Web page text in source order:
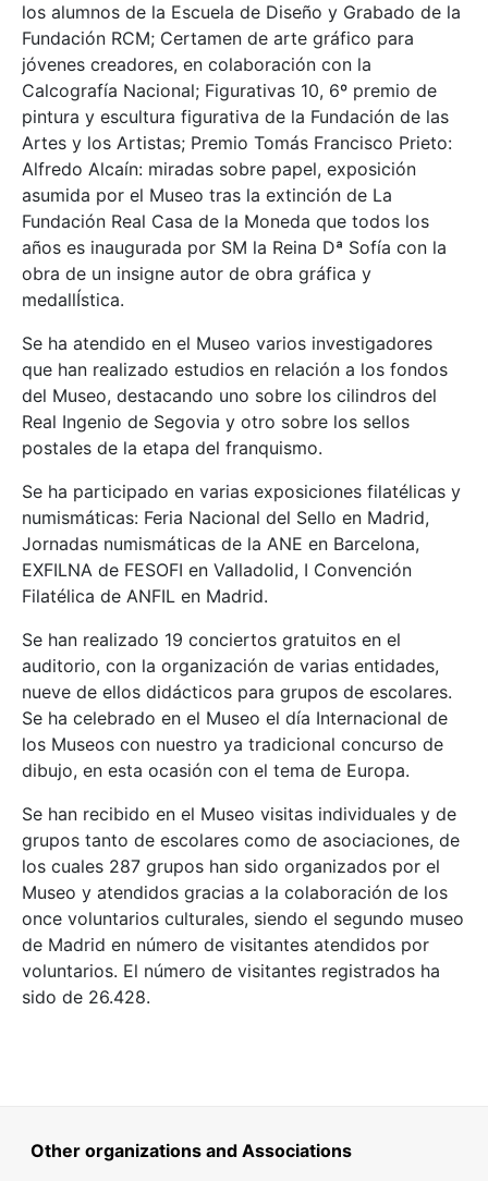
los alumnos de la Escuela de Diseño y Grabado de la
Fundación RCM; Certamen de arte gráfico para
jóvenes creadores, en colaboración con la
Calcografía Nacional; Figurativas 10, 6º premio de
pintura y escultura figurativa de la Fundación de las
Artes y los Artistas; Premio Tomás Francisco Prieto:
Alfredo Alcaín: miradas sobre papel, exposición
asumida por el Museo tras la extinción de La
Fundación Real Casa de la Moneda que todos los
años es inaugurada por SM la Reina Dª Sofía con la
obra de un insigne autor de obra gráfica y
medallÍstica.
Se ha atendido en el Museo varios investigadores
que han realizado estudios en relación a los fondos
del Museo, destacando uno sobre los cilindros del
Real Ingenio de Segovia y otro sobre los sellos
postales de la etapa del franquismo.
Se ha participado en varias exposiciones filatélicas y
numismáticas: Feria Nacional del Sello en Madrid,
Jornadas numismáticas de la ANE en Barcelona,
EXFILNA de FESOFI en Valladolid, I Convención
Filatélica de ANFIL en Madrid.
Se han realizado 19 conciertos gratuitos en el
auditorio, con la organización de varias entidades,
nueve de ellos didácticos para grupos de escolares.
Se ha celebrado en el Museo el día Internacional de
los Museos con nuestro ya tradicional concurso de
dibujo, en esta ocasión con el tema de Europa.
Se han recibido en el Museo visitas individuales y de
grupos tanto de escolares como de asociaciones, de
los cuales 287 grupos han sido organizados por el
Museo y atendidos gracias a la colaboración de los
once voluntarios culturales, siendo el segundo museo
de Madrid en número de visitantes atendidos por
voluntarios. El número de visitantes registrados ha
sido de 26.428.
Other organizations and Associations